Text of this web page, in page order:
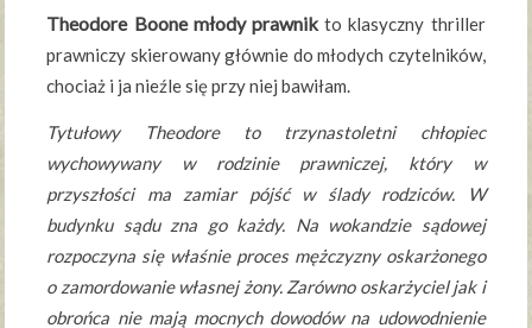
Theodore Boone młody prawnikto klasyczny thriller
prawniczy skierowany głównie do młodych czytelników,
chociaż i ja nieźle się przy niej bawiłam.
Tytułowy Theodore to trzynastoletni chłopiec
wychowywany w rodzinie prawniczej, który w
przyszłości ma zamiar pójść w ślady rodziców. W
budynku sądu zna go każdy. Na wokandzie sądowej
rozpoczyna się właśnie proces mężczyzny oskarżonego
o zamordowanie własnej żony. Zarówno oskarżyciel jak i
obrońca nie mają mocnych dowodów na udowodnienie